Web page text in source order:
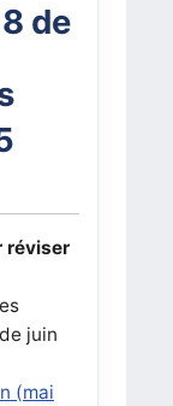
de
réviser
juin
(mai